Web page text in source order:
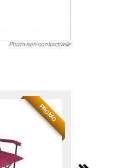
Photo non contractuelle
PROMO